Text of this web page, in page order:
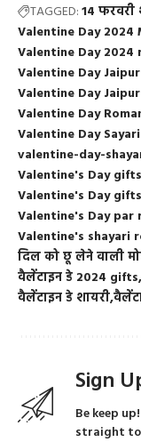
TAGGED:14 फरवरी
Valentine Day 2024
Valentine Day
Valentine Day
Valentine Day
Valentine Day
Valentine Day
valentine-day-
Valentine's Day
Valentine's Day
Valentine's Day par
Valentine's shayari
दिल को छू लेने वाली
वैलेंटाइन डे 2024 gifts
वैलेंटाइन डे शायरी
Sign
Be keep
straight to